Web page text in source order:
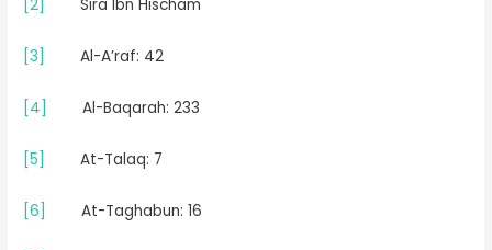
[2] Sira Ibn Hischam
[3] Al-A’raf: 42
[4] Al-Baqarah: 233
[5] At-Talaq: 7
[6] At-Taghabun: 16